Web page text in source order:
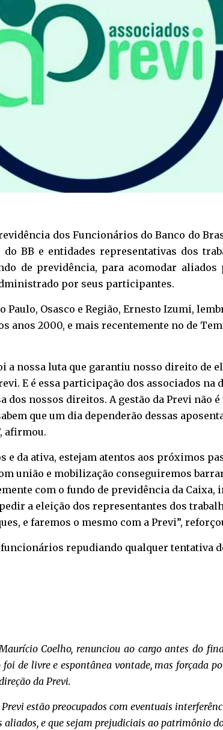
dos Funcionários do Banco do
BB e entidades representativas dos
de previdência, para acomodar
por seus participantes.
Osasco e Região, Ernesto Izumi,
anos 2000, e mais recentemente no de
a nossa luta que garantiu nosso direito de
E é essa participação dos associados na
dos nossos direitos. A gestão da Previ não
que um dia dependerão dessas
afirmou.
e da ativa, estejam atentos aos próximos
união e mobilização conseguiremos
com o fundo de previdência da Caixa,
a eleição dos representantes dos
e faremos o mesmo com a Previ”,
repudiando qualquer tentativa
Coelho, renunciou ao cargo antes do
de livre e espontânea vontade, mas forçada
da Previ.
estão preocupados com eventuais
e que sejam prejudiciais ao patrimônio